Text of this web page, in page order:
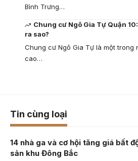
Bình Trưng…
Chung cư Ngô Gia Tự Quận
ra sao?
Chung cư Ngô Gia Tự là một trong
cao…
Tin cùng loại
14 nhà ga và cơ hội tăng giá bất
sản khu Đông Bắc